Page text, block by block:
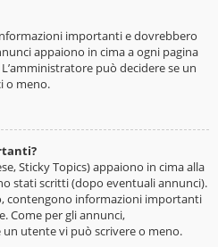
importanti e dovrebbero
appaiono in cima a ogni pagina
può decidere se un
o meno.
Sticky Topics) appaiono in cima alla
stati scritti (dopo eventuali annunci).
contengono informazioni importanti
Come per gli annunci,
utente vi può scrivere o meno.